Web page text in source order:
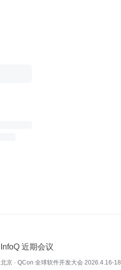
InfoQ 近期会议
北京 · QCon 全球软件开发大会 2026.4.16-18